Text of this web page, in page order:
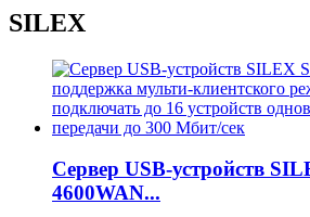
SILEX
Сервер USB-устройств
4600WAN...